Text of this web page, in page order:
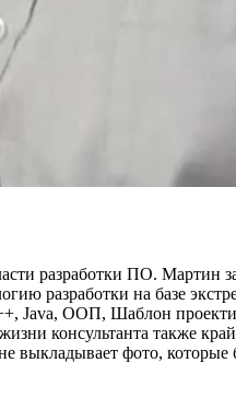
разработки ПО. Мартин
разработки на базе
Java, ООП, Шаблон
консультанта также
фото,